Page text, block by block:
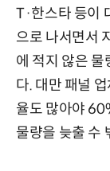
T·한스타 등이
으로 나서면서
에 적지 않은
다. 대만 패널
율도 많아야
물량을 늦출 수